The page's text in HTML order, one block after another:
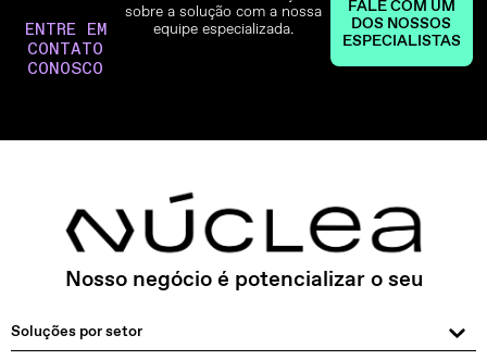
ENTRE EM
CONTATO
CONOSCO
sobre a solução com a nossa
equipe especializada.
FALE COM UM
DOS NOSSOS
ESPECIALISTAS
Nosso negócio é potencializar o seu
Soluções por setor